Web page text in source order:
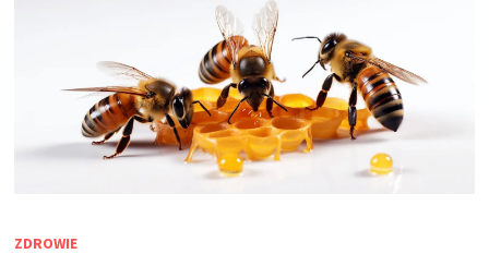
ZDROWIE